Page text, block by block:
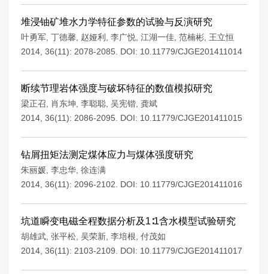
堆浸铀矿堆水力学特征参数的试验与反演研究
叶勇军 丁德馨 赵娅利 李广悦 江湖一佳 范楠彬 王立恒
2014, 36(11): 2078-2085.
DOI: 10.11779/CJGE201411014
断续节理岩体强度与破坏特征的数值模拟研究
梁正召 肖东坤 李聪聪 吴宪锴 龚斌
2014, 36(11): 2086-2095.
DOI: 10.11779/CJGE201411015
钻屑扭矩法测定煤体应力与煤体强度研究
朱丽媛 李忠华 徐连满
2014, 36(11): 2096-2102.
DOI: 10.11779/CJGE201411016
坑道瞬变电磁全程数据分析及1∶1含水模型试验研究
胡雄武 张平松 吴荣新 李培根 付茂如
2014, 36(11): 2103-2109.
DOI: 10.11779/CJGE201411017